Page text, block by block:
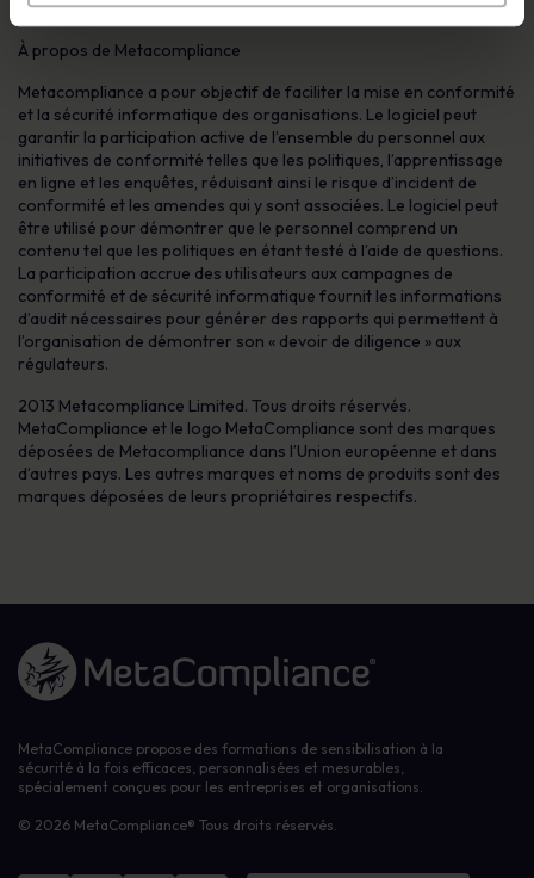
Pall Mall à Londres.
À propos de Metacompliance
Metacompliance a pour objectif de faciliter la mise en conformité
et la sécurité informatique des organisations. Le logiciel peut
garantir la participation active de l’ensemble du personnel aux
initiatives de conformité telles que les politiques, l’apprentissage
en ligne et les enquêtes, réduisant ainsi le risque d’incident de
conformité et les amendes qui y sont associées. Le logiciel peut
être utilisé pour démontrer que le personnel comprend un
contenu tel que les politiques en étant testé à l’aide de questions.
La participation accrue des utilisateurs aux campagnes de
conformité et de sécurité informatique fournit les informations
d’audit nécessaires pour générer des rapports qui permettent à
l’organisation de démontrer son « devoir de diligence » aux
régulateurs.
2013 Metacompliance Limited. Tous droits réservés.
MetaCompliance et le logo MetaCompliance sont des marques
déposées de Metacompliance dans l’Union européenne et dans
d’autres pays. Les autres marques et noms de produits sont des
marques déposées de leurs propriétaires respectifs.
Lien vers la page d'accueil
MetaCompliance propose des formations de sensibilisation à la
sécurité à la fois efficaces, personnalisées et mesurables,
spécialement conçues pour les entreprises et organisations.
© 2026 MetaCompliance® Tous droits réservés.